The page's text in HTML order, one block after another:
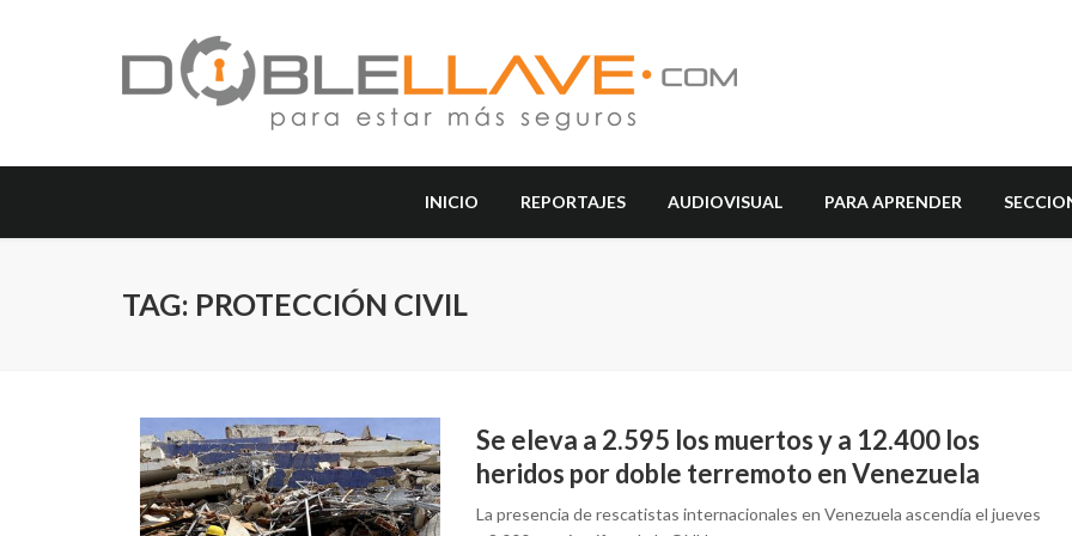
INICIO REPORTAJES AUDIOVISUAL PARA APRENDER
TAG: PROTECCIÓN CIVIL
Se eleva a 2.595 los muertos y a 12.400 los
heridos por doble terremoto en Venezuela
La presencia de rescatistas internacionales en Venezuela ascendía el jueves